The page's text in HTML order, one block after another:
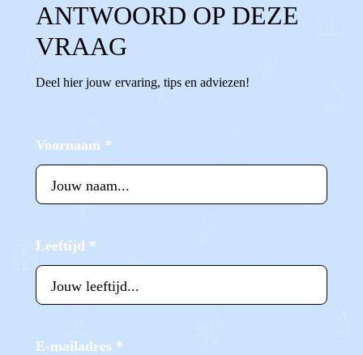
ANTWOORD OP DEZE
VRAAG
Deel hier jouw ervaring, tips en adviezen!
Voornaam *
Leeftijd *
E-mailadres *